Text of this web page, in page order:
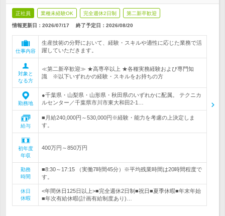
正社員 業種未経験OK 完全週休2日制 第二新卒歓迎
情報更新日：2026/07/17 終了予定日： 2026/08/20
仕事内容
生産技術の分野において、経験・スキルや適性に応じた業務で活
躍していただきます。
対象と
なる方
≪第二新卒歓迎≫ ★高専卒以上 ★各種実務経験および専門知
識 ※以下いずれかの経験・スキルをお持ちの方
勤務地
●千葉県・山梨県・山形県・秋田県のいずれかに配属。 テクニカ
ルセンター／千葉県市川市東大和田2-1…
給与
■月給240,000円～530,000円※経験・能力を考慮の上決定しま
す。
初年度
年収
400万円～850万円
勤務
時間
■8:30～17:15 （実働7時間45分）※平均残業時間は20時間程度で
す。
休日
休暇
<年間休日125日以上>■完全週休2日制■祝日■夏季休暇■年末年始
■年次有給休暇(計画有給制度あり)…